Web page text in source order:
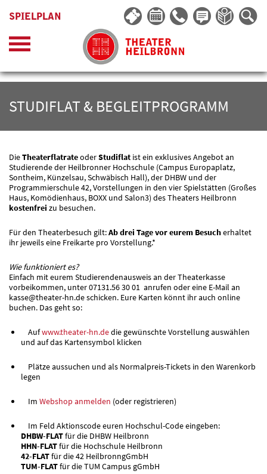
SPIELPLAN
STUDIFLAT & BEGLEITPROGRAMM
DieTheaterflatrateoderStudiflat ist ein exklusives Angebot an
Studierende der Heilbronner Hochschule (Campus Europaplatz,
Sontheim, Künzelsau, Schwäbisch Hall), der DHBW und der
Programmierschule 42, Vorstellungen in den vier Spielstätten (Großes
Haus, Komödienhaus, BOXX und Salon3) des Theaters Heilbronn
kostenfrei zu besuchen.
Für den Theaterbesuch gilt:Ab drei Tage vor eurem Besucherhaltet
ihr jeweils eine Freikarte pro Vorstellung.*
Wie funktioniert es?
Einfach mit eurem Studierendenausweis an der Theaterkasse
vorbeikommen, unter 07131.56 30 01 anrufen oder eine E-Mail an
kasse@theater-hn.de schicken. Eure Karten könnt ihr auch online
buchen. Das geht so:
Aufwww.theater-hn.dedie gewünschte Vorstellung auswählen
und auf das Kartensymbol klicken
Plätze aussuchen und als Normalpreis-Tickets in den Warenkorb
legen
Im Webshop anmelden (oder registrieren)
Im Feld Aktionscode euren Hochschul-Code eingeben:
DHBW-FLATfür die DHBW Heilbronn
HHN-FLATfür die Hochschule Heilbronn
42-FLATfür die 42 HeilbronngGmbH
TUM-FLATfür die TUM Campus gGmbH